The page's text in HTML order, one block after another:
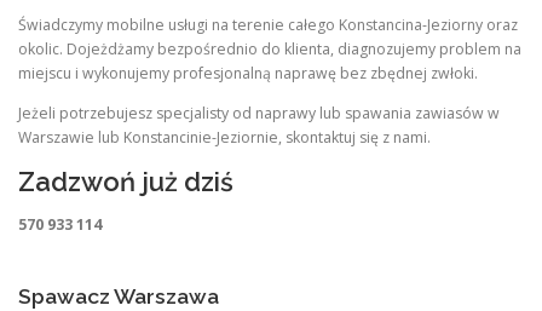
Świadczymy mobilne usługi na terenie całego Konstancina-Jeziorny oraz
okolic. Dojeżdżamy bezpośrednio do klienta, diagnozujemy problem na
miejscu i wykonujemy profesjonalną naprawę bez zbędnej zwłoki.
Jeżeli potrzebujesz specjalisty od naprawy lub spawania zawiasów w
Warszawie lub Konstancinie-Jeziornie, skontaktuj się z nami.
Zadzwoń już dziś
570 933 114
Spawacz Warszawa